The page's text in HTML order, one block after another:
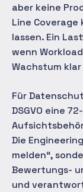
aber keine
Line
lassen. Ein
wenn
Wachstum klar
Für
DSGVO eine
Die
melden“,
Bewertungs-
und